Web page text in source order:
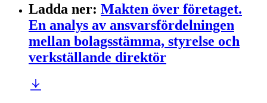
Ladda ner: Makten över företaget.
En analys av ansvarsfördelningen
mellan bolagsstämma, styrelse och
verkställande direktör